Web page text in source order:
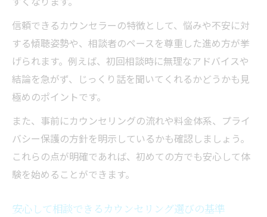
信頼できるカウンセラーの特徴として、悩みや不安に対
する傾聴姿勢や、相談者のペースを尊重した進め方が挙
げられます。例えば、初回相談時に無理なアドバイスや
結論を急がず、じっくり話を聞いてくれるかどうかも見
極めのポイントです。
また、事前にカウンセリングの流れや料金体系、プライ
バシー保護の方針を明示しているかも確認しましょう。
これらの点が明確であれば、初めての方でも安心して体
験を始めることができます。
安心して相談できるカウンセリング選びの基準